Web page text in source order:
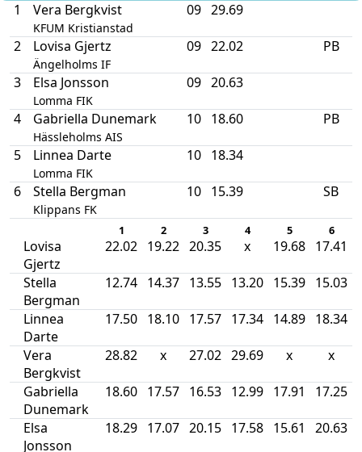
1
Vera Bergkvist
KFUM Kristianstad
09 29.69
2 Lovisa Gjertz
Ängelholms IF
09 22.02 PB
3 Elsa Jonsson
Lomma FIK
09 20.63
4 Gabriella Dunemark
Hässleholms AIS
10 18.60 PB
5 Linnea Darte
Lomma FIK
10 18.34
6 Stella Bergman
Klippans FK
10 15.39 SB
1 2 3 4 5 6
Lovisa
Gjertz
22.02 19.22 20.35 x 19.68 17.41
Stella
Bergman
12.74 14.37 13.55 13.20 15.39 15.03
Linnea
Darte
17.50 18.10 17.57 17.34 14.89 18.34
Vera
Bergkvist
28.82 x 27.02 29.69 x x
Gabriella
Dunemark
18.60 17.57 16.53 12.99 17.91 17.25
Elsa
Jonsson
18.29 17.07 20.15 17.58 15.61 20.63